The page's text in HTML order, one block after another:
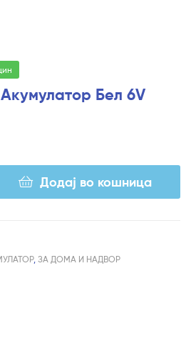
Бел 6V
Додај во кошница
, ЗА ДОМА И НАДВОР